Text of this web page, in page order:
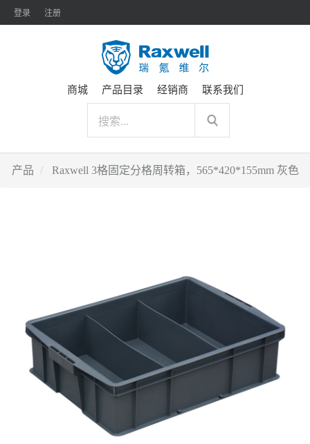
登录 注册
商城 产品目录 经销商 联系我们
产品 Raxwell 3格固定分格周转箱，565*420*155mm 灰色